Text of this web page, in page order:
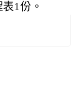
1份。